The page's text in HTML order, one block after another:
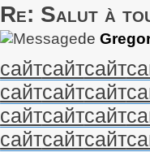
Re: Salut à
de
сайтсайтсайт
сайтсайтсайт
сайтсайтсайт
сайтсайтсайт